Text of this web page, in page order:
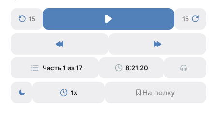
15 15
Часть 1 из 17 8:21:20
1x